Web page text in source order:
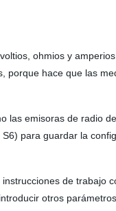
ohmios y
hace que las
las emisoras de radio
para guardar la
de trabajo
otros